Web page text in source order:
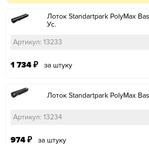
Лоток Standartpark PolyMax
Ус.
Артикул: 13233
1 734 ₽ за штуку
Лоток Standartpark PolyMax
Артикул: 13234
974 ₽ за штуку